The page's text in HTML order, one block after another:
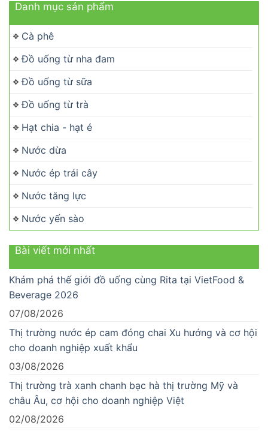
Danh mục sản phẩm
Cà phê
Đồ uống từ nha đam
Đồ uống từ sữa
Đồ uống từ trà
Hạt chia - hạt é
Nước dừa
Nước ép trái cây
Nước tăng lực
Nước yến sào
Bài viết mới nhất
Khám phá thế giới đồ uống cùng Rita tại VietFood &
Beverage 2026
07/08/2026
Thị trường nước ép cam đóng chai Xu hướng và cơ hội
cho doanh nghiệp xuất khẩu
03/08/2026
Thị trường trà xanh chanh bạc hà thị trường Mỹ và
châu Âu, cơ hội cho doanh nghiệp Việt
02/08/2026